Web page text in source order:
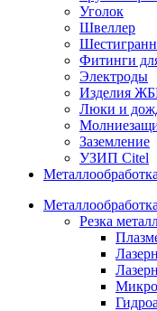
Уголок
Швеллер
Фитинги
Электроды
Изделия
Люки и
Заземление
УЗИП Citel
Металлообработка
Металлообработка
Резка